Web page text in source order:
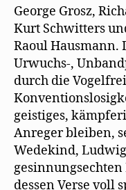
George Grosz,
Kurt Schwitters
Raoul Hausmann.
Urwuchs-,
durch die
geistiges,
Anreger bleiben,
Wedekind,
dessen Verse voll